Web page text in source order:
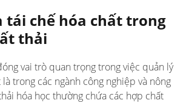
tái chế hóa chất trong
thải
vai trò quan trọng trong việc quản lý
trong các ngành công nghiệp và nông
hóa học thường chứa các hợp chất